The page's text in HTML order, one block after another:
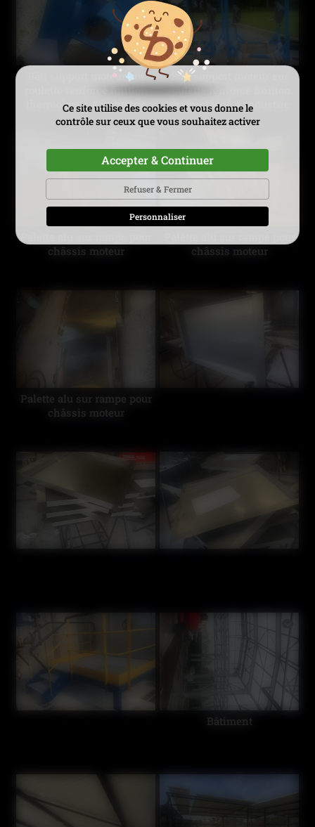
Ce site utilise des cookies et vous donne le
contrôle sur ceux que vous souhaitez activer
Accepter & Continuer
Refuser & Fermer
Personnaliser
Bâti support moteur sur
roulette renforcé finition
thermolaqué # industrie
Bâti support moteur sur
roulette renforcé finition
thermolaqué # industrie
Palette alu sur rampe pour
châssis moteur
Palette alu sur rampe pour
châssis moteur
Palette alu sur rampe pour
châssis moteur
Bâtiment